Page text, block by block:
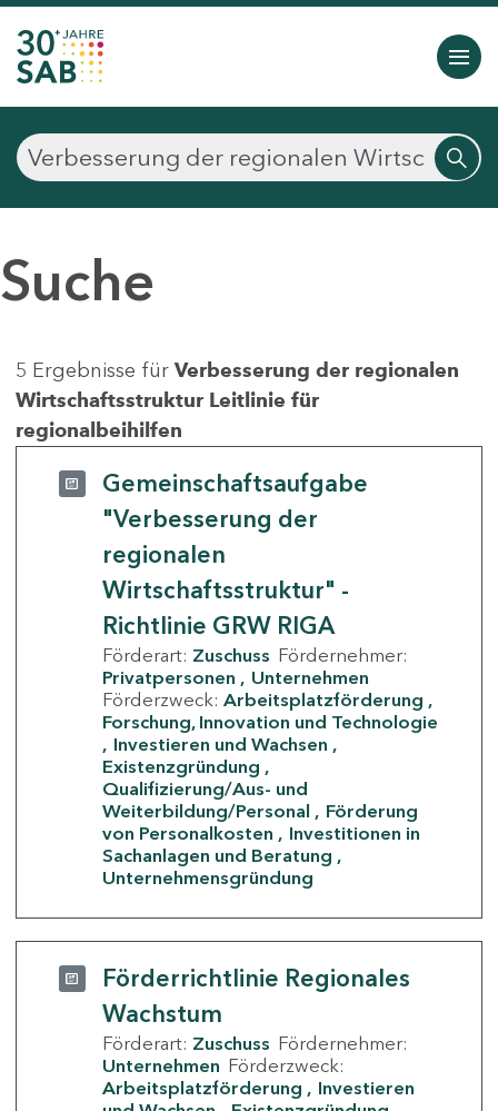
Suche
5 Ergebnisse für Verbesserung der regionalen
Wirtschaftsstruktur Leitlinie für
regionalbeihilfen
Gemeinschaftsaufgabe
"Verbesserung der
regionalen
Wirtschaftsstruktur" -
Richtlinie GRW RIGA
Förderart: Zuschuss Fördernehmer:
Privatpersonen
Unternehmen
Förderzweck: Arbeitsplatzförderung
Forschung, Innovation und Technologie
Investieren und Wachsen
Existenzgründung
Qualifizierung/Aus- und
Weiterbildung/Personal
Förderung
von Personalkosten
Investitionen in
Sachanlagen und Beratung
Unternehmensgründung
Förderrichtlinie Regionales
Wachstum
Förderart: Zuschuss Fördernehmer:
Unternehmen Förderzweck:
Arbeitsplatzförderung
Investieren